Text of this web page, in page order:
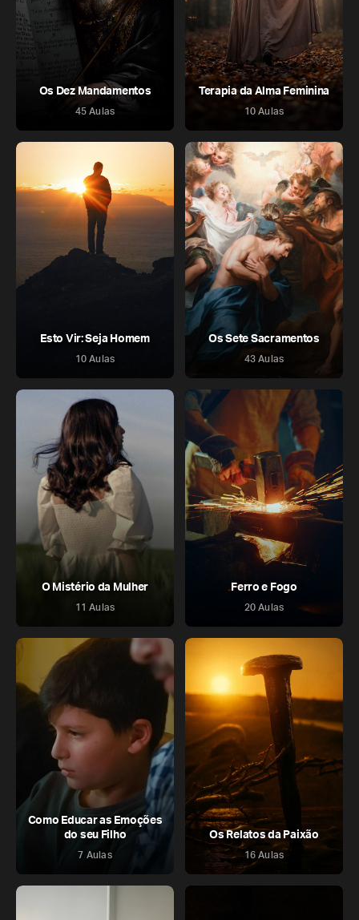
Os Dez Mandamentos
45 Aulas
Terapia da Alma Feminina
10 Aulas
Esto Vir: Seja Homem
10 Aulas
Os Sete Sacramentos
43 Aulas
O Mistério da Mulher
11 Aulas
Ferro e Fogo
20 Aulas
Como Educar as Emoções
do seu Filho
7 Aulas
Os Relatos da Paixão
16 Aulas